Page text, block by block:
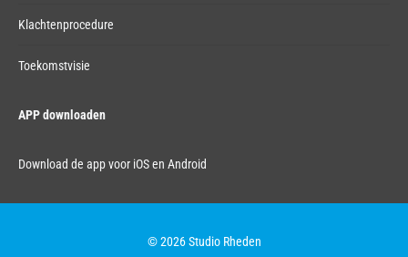
Klachtenprocedure
Toekomstvisie
APP downloaden
Download de app voor iOS en Android
© 2026 Studio Rheden